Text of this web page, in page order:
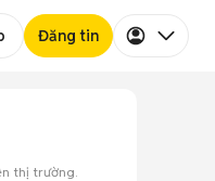
Đăng tin
thị trường.